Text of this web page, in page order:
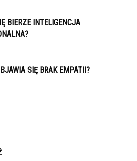
BIERZE INTELIGENCJA
SIĘ BRAK EMPATII?